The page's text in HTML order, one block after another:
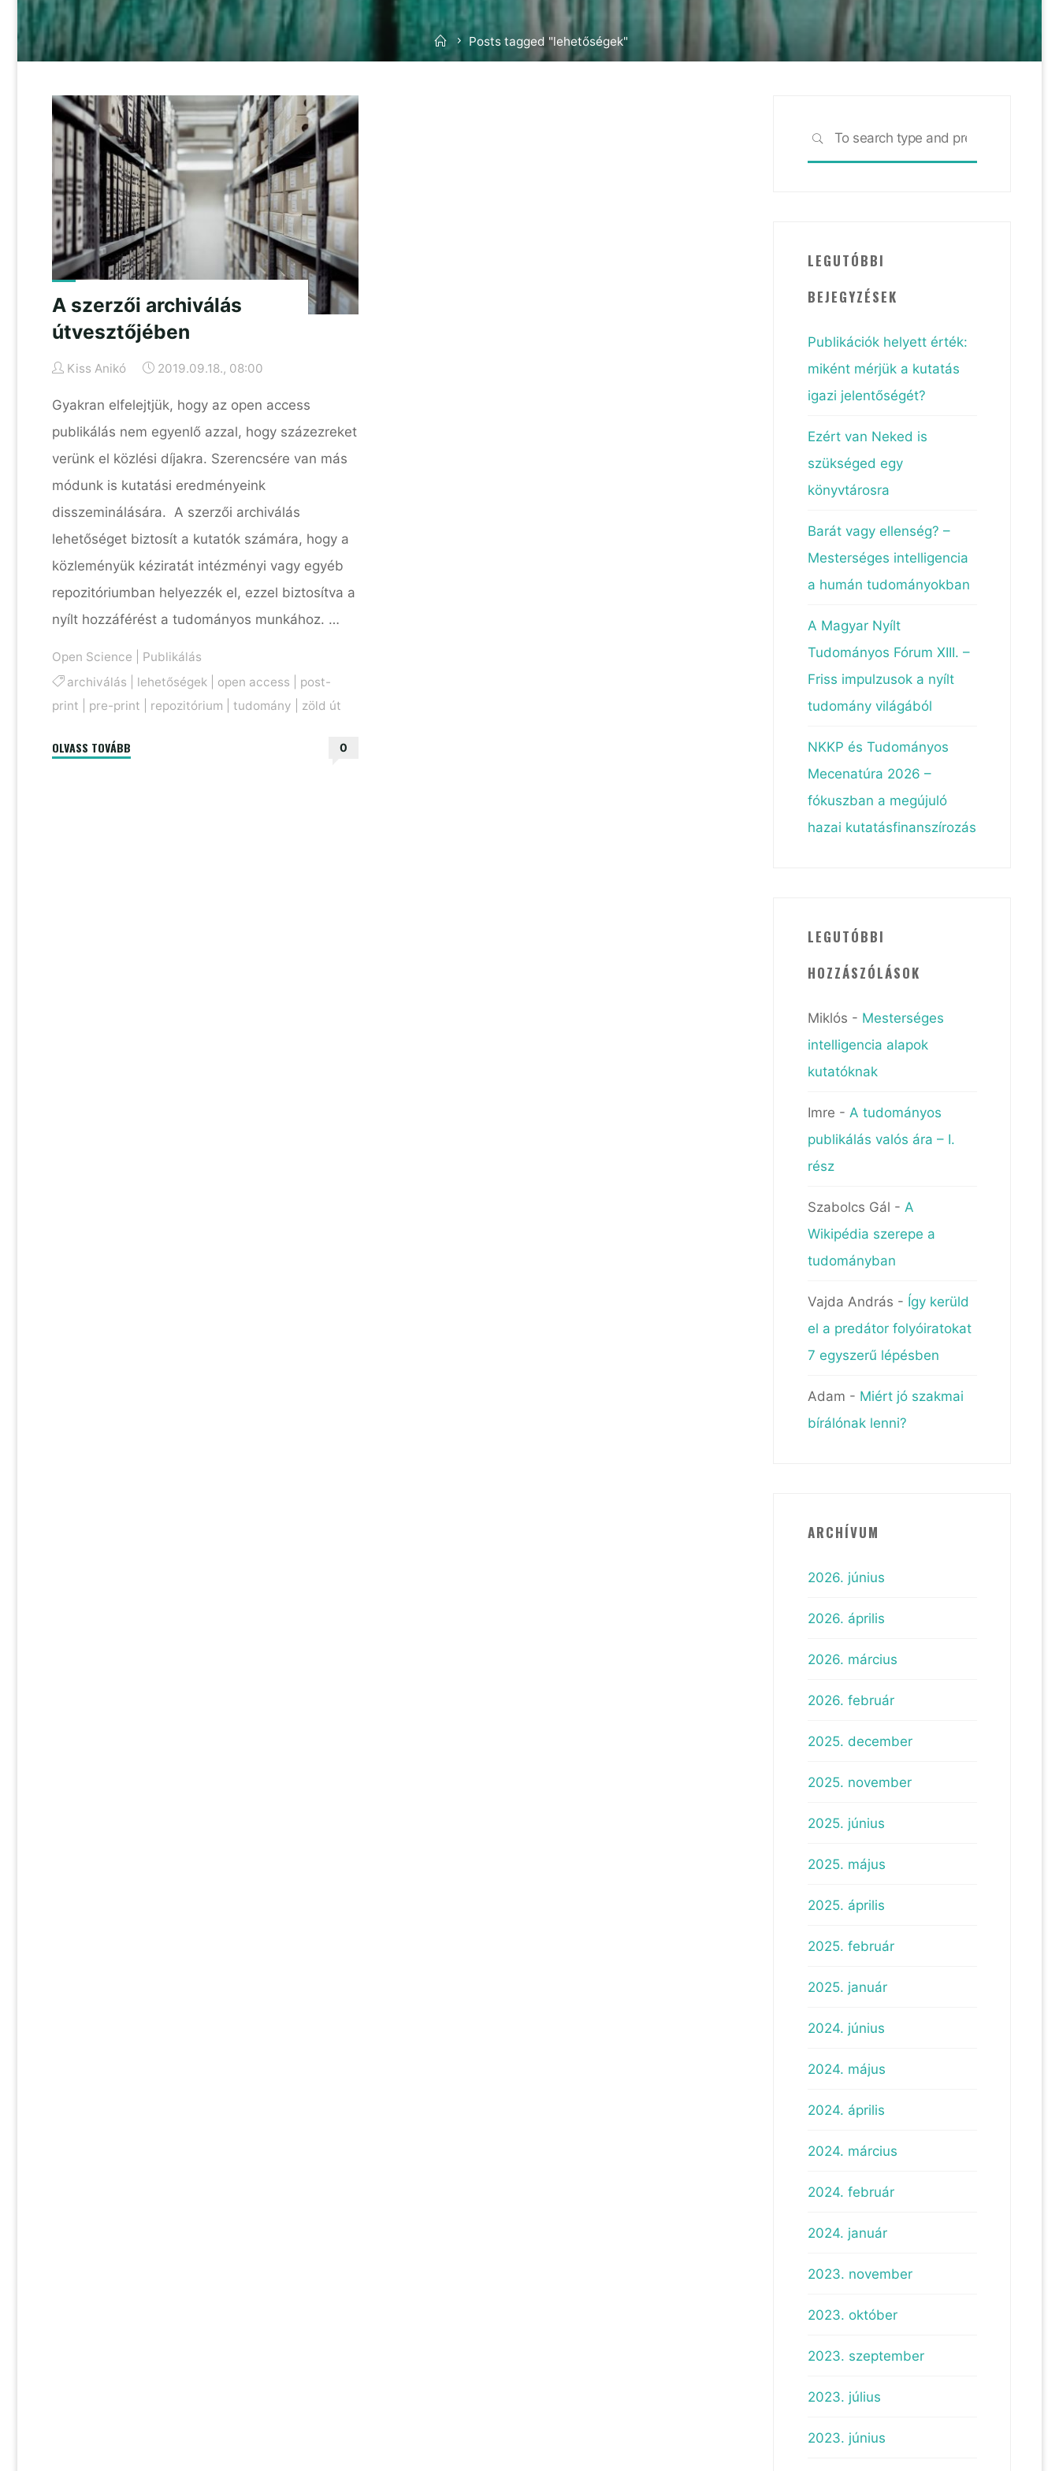
HomePosts tagged "lehetőségek"
A szerzői archiválás
útvesztőjében
Kiss Anikó 2019.09.18., 08:00
Gyakran elfelejtjük, hogy az open access
publikálás nem egyenlő azzal, hogy százezreket
verünk el közlési díjakra. Szerencsére van más
módunk is kutatási eredményeink
disszeminálására. A szerzői archiválás
lehetőséget biztosít a kutatók számára, hogy a
közleményük kéziratát intézményi vagy egyéb
repozitóriumban helyezzék el, ezzel biztosítva a
nyílt hozzáférést a tudományos munkához. …
Open Science
Publikálás
archiválás
lehetőségek open access
post-
print
pre-print repozitórium tudomány zöld út
OLVASS TOVÁBB 0
SEARCH
LEGUTÓBBI
BEJEGYZÉSEK
Publikációk helyett érték:
miként mérjük a kutatás
igazi jelentőségét?
Ezért van Neked is
szükséged egy
könyvtárosra
Barát vagy ellenség? –
Mesterséges intelligencia
a humán tudományokban
A Magyar Nyílt
Tudományos Fórum XIII. –
Friss impulzusok a nyílt
tudomány világából
NKKP és Tudományos
Mecenatúra 2026 –
fókuszban a megújuló
hazai kutatásfinanszírozás
LEGUTÓBBI
HOZZÁSZÓLÁSOK
Miklós - Mesterséges
intelligencia alapok
kutatóknak
Imre - A tudományos
publikálás valós ára – I.
rész
Szabolcs Gál - A
Wikipédia szerepe a
tudományban
Vajda András - Így kerüld
el a predátor folyóiratokat
7 egyszerű lépésben
Adam - Miért jó szakmai
bírálónak lenni?
ARCHÍVUM
2026. június
2026. április
2026. március
2026. február
2025. december
2025. november
2025. június
2025. május
2025. április
2025. február
2025. január
2024. június
2024. május
2024. április
2024. március
2024. február
2024. január
2023. november
2023. október
2023. szeptember
2023. július
2023. június